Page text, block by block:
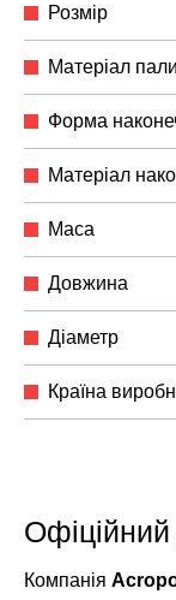
Розмір
Матеріал
Форма
Матеріал
Маса
Довжина
Діаметр
Країна
Компанія